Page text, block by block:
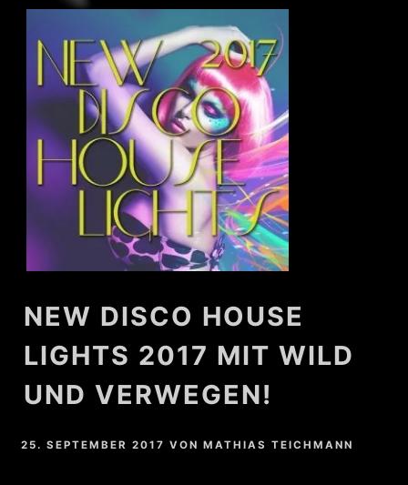
NEW DISCO HOUSE
LIGHTS 2017 MIT WILD
UND VERWEGEN!
25. SEPTEMBER 2017 VONMATHIAS TEICHMANN